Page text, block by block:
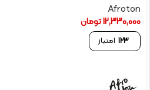
Afroton
12,330,000تومان
123 امتیاز